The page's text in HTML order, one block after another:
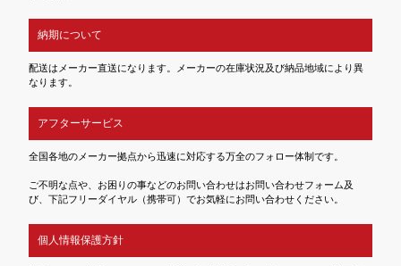
納期について
配送はメーカー直送になります。メーカーの在庫状況及び納品地域により異
なります。
アフターサービス
全国各地のメーカー拠点から迅速に対応する万全のフォロー体制です。
ご不明な点や、お困りの事などのお問い合わせはお問い合わせフォーム及
び、下記フリーダイヤル（携帯可）でお気軽にお問い合わせください。
個人情報保護方針